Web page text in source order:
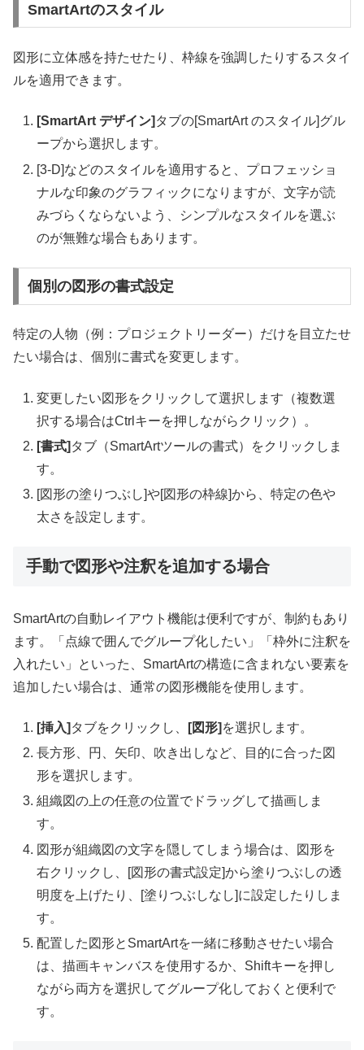
SmartArtのスタイル
図形に立体感を持たせたり、枠線を強調したりするスタイ
ルを適用できます。
[SmartArt デザイン] タブの[SmartArt のスタイル]グル
ープから選択します。
[3-D]などのスタイルを適用すると、プロフェッショ
ナルな印象のグラフィックになりますが、文字が読
みづらくならないよう、シンプルなスタイルを選ぶ
のが無難な場合もあります。
個別の図形の書式設定
特定の人物（例：プロジェクトリーダー）だけを目立たせ
たい場合は、個別に書式を変更します。
変更したい図形をクリックして選択します（複数選
択する場合はCtrlキーを押しながらクリック）。
[書式] タブ（SmartArtツールの書式）をクリックしま
す。
[図形の塗りつぶし]や[図形の枠線]から、特定の色や
太さを設定します。
手動で図形や注釈を追加する場合
SmartArtの自動レイアウト機能は便利ですが、制約もあり
ます。「点線で囲んでグループ化したい」「枠外に注釈を
入れたい」といった、SmartArtの構造に含まれない要素を
追加したい場合は、通常の図形機能を使用します。
[挿入] タブをクリックし、 [図形] を選択します。
長方形、円、矢印、吹き出しなど、目的に合った図
形を選択します。
組織図の上の任意の位置でドラッグして描画しま
す。
図形が組織図の文字を隠してしまう場合は、図形を
右クリックし、[図形の書式設定]から塗りつぶしの透
明度を上げたり、[塗りつぶしなし]に設定したりしま
す。
配置した図形とSmartArtを一緒に移動させたい場合
は、描画キャンバスを使用するか、Shiftキーを押し
ながら両方を選択してグループ化しておくと便利で
す。